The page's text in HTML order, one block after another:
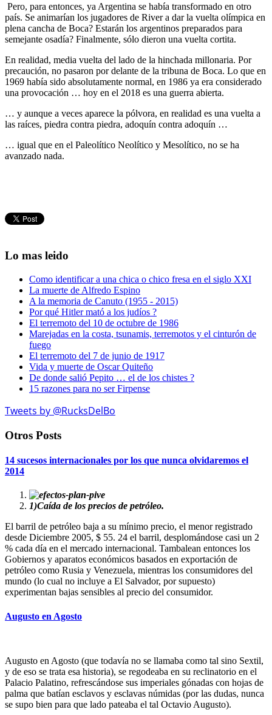
Pero, para entonces, ya Argentina se había transformado en otro
país. Se animarían los jugadores de River a dar la vuelta olímpica en
plena cancha de Boca? Estarán los argentinos preparados para
semejante osadía? Finalmente, sólo dieron una vuelta cortita.
En realidad, media vuelta del lado de la hinchada millonaria. Por
precaución, no pasaron por delante de la tribuna de Boca. Lo que en
1969 había sido absolutamente normal, en 1986 ya era considerado
una provocación … hoy en el 2018 es una guerra abierta.
… y aunque a veces aparece la pólvora, en realidad es una vuelta a
las raíces, piedra contra piedra, adoquín contra adoquín …
… igual que en el Paleolítico Neolítico y Mesolítico, no se ha
avanzado nada.
Lo mas leido
Como identificar a una chica o chico fresa en el siglo XXI
La muerte de Alfredo Espino
A la memoria de Canuto (1955 - 2015)
Por qué Hitler mató a los judíos ?
El terremoto del 10 de octubre de 1986
Marejadas en la costa, tsunamis, terremotos y el cinturón de
fuego
El terremoto del 7 de junio de 1917
Vida y muerte de Oscar Quiteño
De donde salió Pepito … el de los chistes ?
15 razones para no ser Firpense
Tweets by @RucksDelBo
Otros Posts
14 sucesos internacionales por los que nunca olvidaremos el
2014
1)Caída de los precios de petróleo.
El barril de petróleo baja a su mínimo precio, el menor registrado
desde Diciembre 2005, $ 55. 24 el barril, desplomándose casi un 2
% cada día en el mercado internacional. Tambalean entonces los
Gobiernos y aparatos económicos basados en exportación de
petróleo como Rusia y Venezuela, mientras los consumidores del
mundo (lo cual no incluye a El Salvador, por supuesto)
experimentan bajas sensibles al precio del consumidor.
Augusto en Agosto
Augusto en Agosto (que todavía no se llamaba como tal sino Sextil,
y de eso se trata esa historia), se regodeaba en su reclinatorio en el
Palacio Palatino, refrescándose sus imperiales gónadas con hojas de
palma que batían esclavos y esclavas númidas (por las dudas, nunca
se supo bien para que lado pateaba el tal Octavio Augusto).